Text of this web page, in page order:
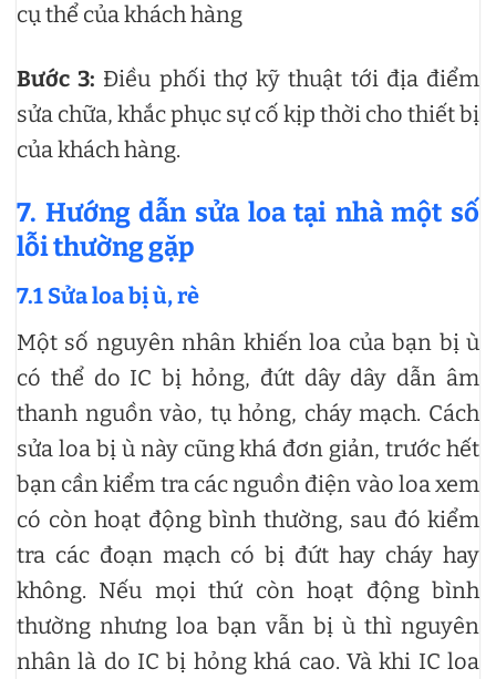
cụ thể của khách hàng
Bước 3: Điều phối thợ kỹ thuật tới địa điểm
sửa chữa, khắc phục sự cố kịp thời cho thiết bị
của khách hàng.
7. Hướng dẫn sửa loa tại nhà một số
lỗi thường gặp
7.1 Sửa loa bị ù, rè
Một số nguyên nhân khiến loa của bạn bị ù
có thể do IC bị hỏng, đứt dây dây dẫn âm
thanh nguồn vào, tụ hỏng, cháy mạch. Cách
sửa loa bị ù này cũng khá đơn giản, trước hết
bạn cần kiểm tra các nguồn điện vào loa xem
có còn hoạt động bình thường, sau đó kiểm
tra các đoạn mạch có bị đứt hay cháy hay
không. Nếu mọi thứ còn hoạt động bình
thường nhưng loa bạn vẫn bị ù thì nguyên
nhân là do IC bị hỏng khá cao. Và khi IC loa